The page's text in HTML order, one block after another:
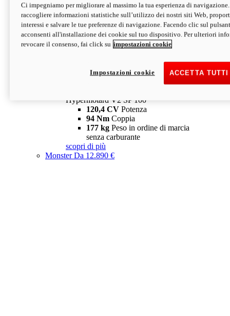
Hypermotard V2 SP
120,4 CVPotenza
94 NmCoppia
177 kgPeso in ordine di marcia
senza carburante
Depotenziata 35 kW: 18.890 € i
configura scopri di più
Hypermotard V2 SP 100
120,4 CV Potenza
94 Nm Coppia
177 kg Peso in ordine di marcia
senza carburante
scopri di più
MonsterDa 12.890 €
Ci impegniamo per migliorare al massimo la tua esperienza di
raccogliere informazioni statistiche sull’utilizzo dei nostri siti Web,
interessi e salvare le tue preferenze di navigazione. Facendo clic sul
acconsenti all'installazione dei cookie sul tuo dispositivo. Per ulteriori
revocare il consenso, fai click su impostazioni cookie
ACCETTA
Impostazioni cookie